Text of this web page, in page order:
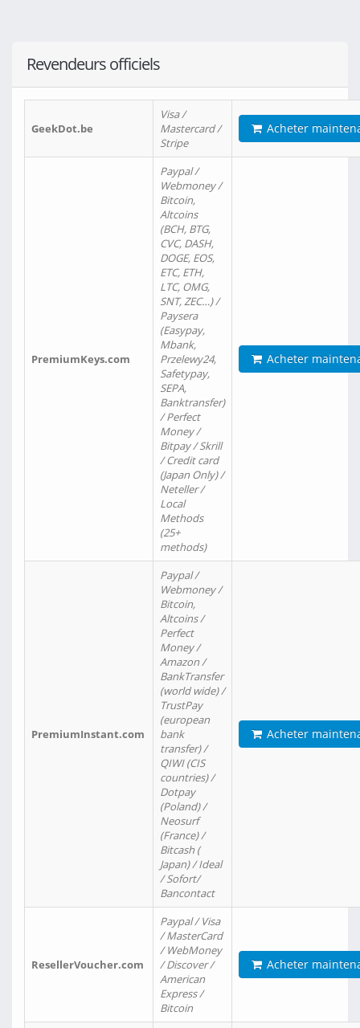
Revendeurs officiels
GeekDot.be
Visa /
Mastercard /
Stripe
Acheter
PremiumKeys.com
Paypal /
Webmoney /
Bitcoin,
Altcoins
(BCH, BTG,
CVC, DASH,
DOGE, EOS,
ETC, ETH,
LTC, OMG,
SNT, ZEC…) /
Paysera
(Easypay,
Mbank,
Przelewy24,
Safetypay,
SEPA,
Banktransfer)
/ Perfect
Money /
Bitpay / Skrill
/ Credit card
(Japan Only) /
Neteller /
Local
Methods
(25+
methods)
Acheter
PremiumInstant.com
Paypal /
Webmoney /
Bitcoin,
Altcoins /
Perfect
Money /
Amazon /
BankTransfer
(world wide) /
TrustPay
(european
bank
transfer) /
QIWI (CIS
countries) /
Dotpay
(Poland) /
Neosurf
(France) /
Bitcash (
Japan) / Ideal
/ Sofort/
Bancontact
Acheter
ResellerVoucher.com
Paypal / Visa
/ MasterCard
/ WebMoney
/ Discover /
American
Express /
Bitcoin
Acheter